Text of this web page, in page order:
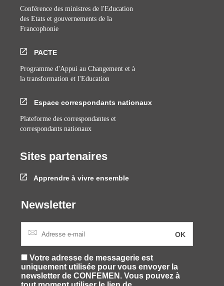
Conférence des ministres de l'Education
des Etats et gouvernements de la
Francophonie
PACTE
Programme d'Appui au Changement et à
la transformation et l'Education
Espace correspondants nationaux
Plateforme des correspondantes et
correspondants nationaux
Sites partenaires
Apprendre à vivre ensemble
Newsletter
Votre adresse de messagerie est
uniquement utilisée pour vous envoyer la
newsletter de CONFEMEN. Vous pouvez à